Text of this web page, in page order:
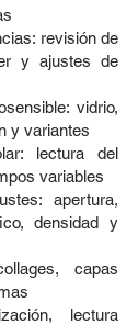
revisión de
y ajustes de
vidrio,
y variantes
lectura del
variables
apertura,
densidad y
capas
lectura